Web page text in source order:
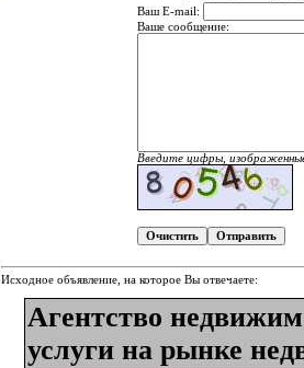
Ваш E-mail:
Ваше сообщение:
Введите цифры,
Исходное объявление, на которое Вы отвечаете:
Агентство
услуги на рынке